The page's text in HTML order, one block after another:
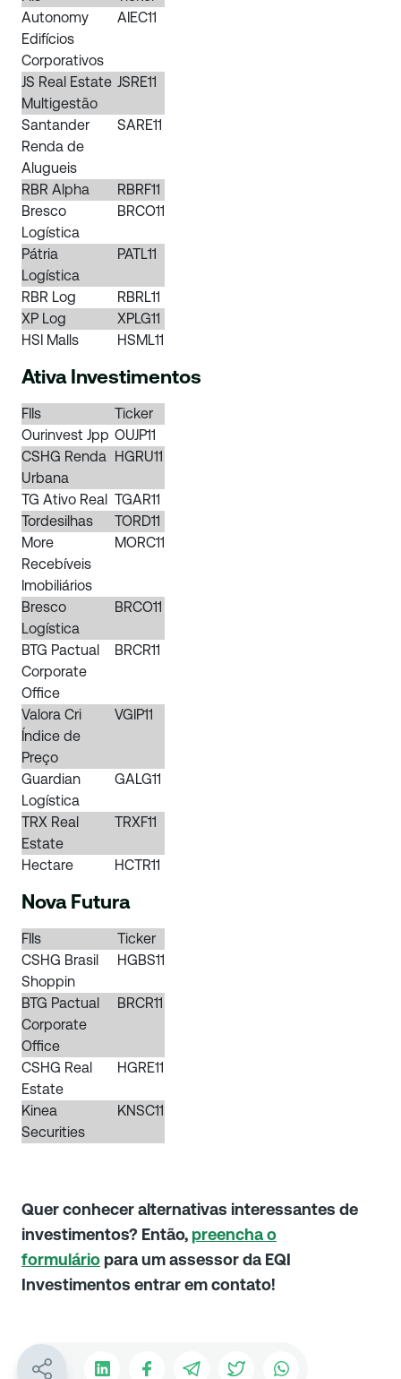
Autonomy
Edifícios
Corporativos
AIEC11
JS Real Estate
Multigestão
JSRE11
Santander
Renda de
Alugueis
SARE11
RBR Alpha
RBRF11
Bresco
Logística
BRCO11
Pátria
Logística
PATL11
RBR Log
RBRL11
XP Log
XPLG11
HSI Malls
HSML11
Ativa Investimentos
FIIs
Ticker
Ourinvest Jpp OUJP11
CSHG Renda
Urbana
HGRU11
TG Ativo Real TGAR11
Tordesilhas
TORD11
More
Recebíveis
Imobiliários
MORC11
Bresco
Logística
BRCO11
BTG Pactual
Corporate
Office
BRCR11
Valora Cri
Índice de
Preço
VGIP11
Guardian
Logística
GALG11
TRX Real
Estate
TRXF11
Hectare HCTR11
Nova Futura
FIIs
Ticker
CSHG Brasil
Shoppin
HGBS11
BTG Pactual
Corporate
Office
BRCR11
CSHG Real
Estate
HGRE11
Kinea
Securities
KNSC11
Quer conhecer alternativas interessantes de
investimentos? Então, preencha o
formulário para um assessor da EQI
Investimentos entrar em contato!